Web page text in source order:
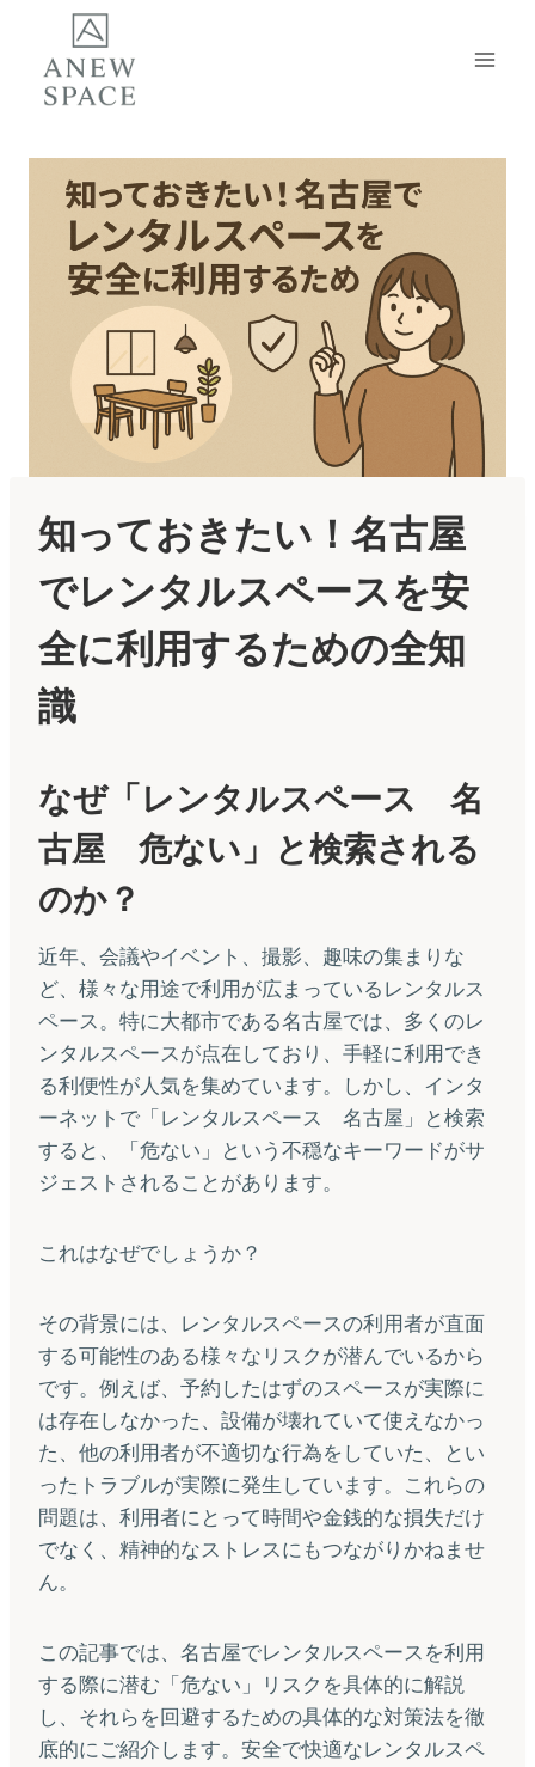
知っておきたい！名古屋
でレンタルスペースを安
全に利用するための全知
識
なぜ「レンタルスペース 名
古屋 危ない」と検索される
のか？
近年、会議やイベント、撮影、趣味の集まりな
ど、様々な用途で利用が広まっているレンタルス
ペース。特に大都市である名古屋では、多くのレ
ンタルスペースが点在しており、手軽に利用でき
る利便性が人気を集めています。しかし、インタ
ーネットで「レンタルスペース 名古屋」と検索
すると、「危ない」という不穏なキーワードがサ
ジェストされることがあります。
これはなぜでしょうか？
その背景には、レンタルスペースの利用者が直面
する可能性のある様々なリスクが潜んでいるから
です。例えば、予約したはずのスペースが実際に
は存在しなかった、設備が壊れていて使えなかっ
た、他の利用者が不適切な行為をしていた、とい
ったトラブルが実際に発生しています。これらの
問題は、利用者にとって時間や金銭的な損失だけ
でなく、精神的なストレスにもつながりかねませ
ん。
この記事では、名古屋でレンタルスペースを利用
する際に潜む「危ない」リスクを具体的に解説
し、それらを回避するための具体的な対策法を徹
底的にご紹介します。安全で快適なレンタルスペ